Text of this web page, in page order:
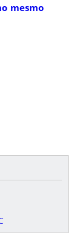
mesmo